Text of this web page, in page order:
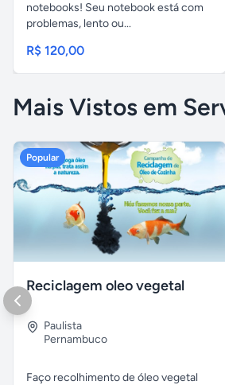
notebooks! Seu notebook está com
problemas, lento ou...
R$ 120,00
Mais Vistos em
Popular
Reciclagem oleo vegetal
Paulista
Pernambuco
Faço recolhimento de óleo vegetal